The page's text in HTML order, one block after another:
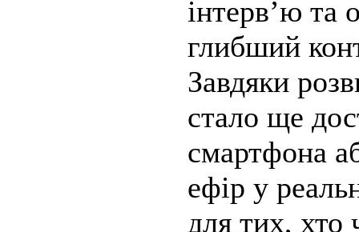
інтерв’ю та
глибший
Завдяки
стало ще
смартфона
ефір у
для тих, хто